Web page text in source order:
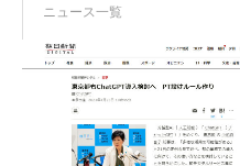
ニュース一覧